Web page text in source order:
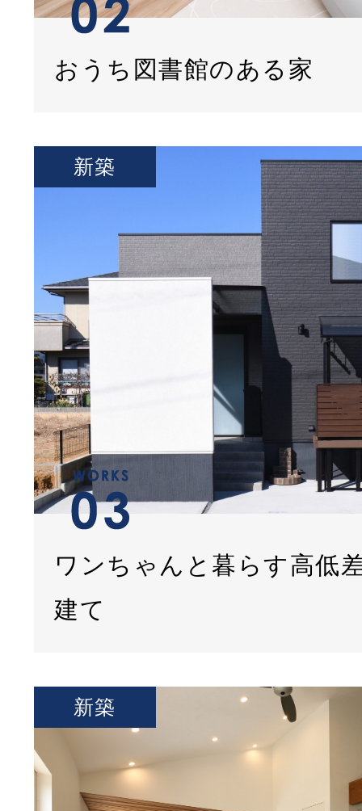
おうち図書館のある家
ワンちゃんと暮らす高低
建て
新築
新築